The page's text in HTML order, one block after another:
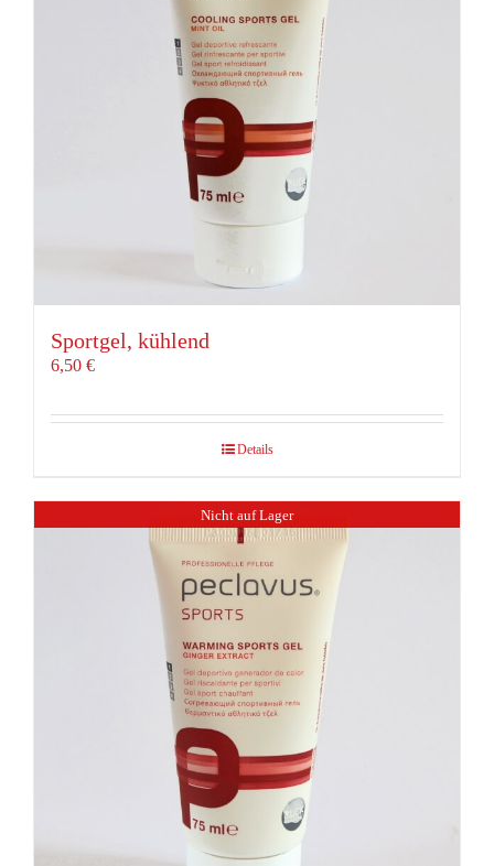
Sportgel, kühlend
6,50 €
Details
Nicht auf Lager